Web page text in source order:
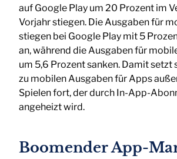
auf Google Play um 20 Prozent im
Vorjahr stiegen. Die Ausgaben für
stiegen bei Google Play mit 5
an, während die Ausgaben für
um 5,6 Prozent sanken. Damit setzt
zu mobilen Ausgaben für Apps
Spielen fort, der durch In-App-
angeheizt wird.
Boomender App-